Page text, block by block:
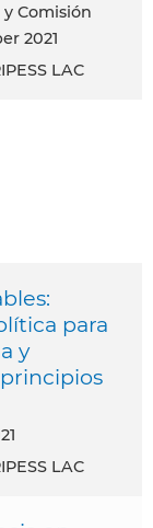
y Comisión
2021
LAC
para
y
LAC